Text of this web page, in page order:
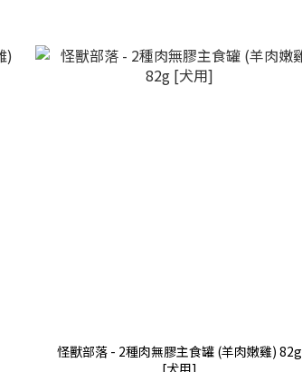
怪獸部落 - 2種肉無膠主食罐 (羊肉嫩雞) 82g
[犬用]